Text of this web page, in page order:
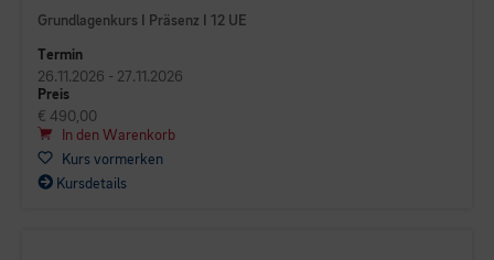
Grundlagenkurs I Präsenz I 12 UE
Termin
26.11.2026 - 27.11.2026
Preis
€ 490,00
In den Warenkorb
Kurs vormerken
Kursdetails